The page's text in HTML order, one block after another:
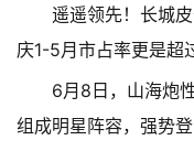
遥遥领先！长城
庆1-5月市占率更是超
6月8日，山海炮
组成明星阵容，强势